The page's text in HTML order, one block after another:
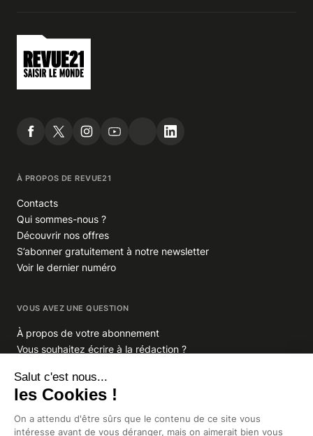
À PROPOS DE REVUE21
Contacts
Qui sommes-nous ?
Découvrir nos offres
S’abonner gratuitement à notre newsletter
Voir le dernier numéro
VOUS AVEZ UNE QUESTION
À propos de votre abonnement
Vous souhaitez écrire à la rédaction ?
GROUPE INDIGO PUBLICATIONS
En savoir plus sur Indigo Publications
La Lettre